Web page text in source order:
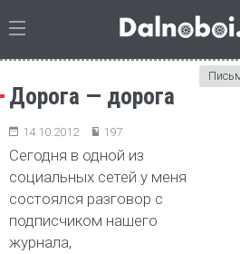
Дорога — дорога
14.10.2012 197
Сегодня в одной из
социальных сетей у меня
состоялся разговор с
подписчиком нашего
журнала,